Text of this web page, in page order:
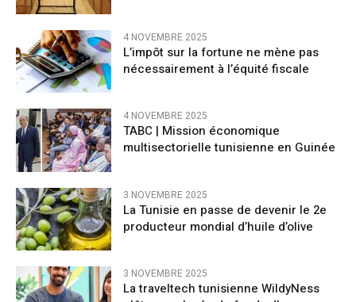
4 NOVEMBRE 2025
L’impôt sur la fortune ne mène pas
nécessairement à l’équité fiscale
4 NOVEMBRE 2025
TABC | Mission économique
multisectorielle tunisienne en Guinée
3 NOVEMBRE 2025
La Tunisie en passe de devenir le 2e
producteur mondial d’huile d’olive
3 NOVEMBRE 2025
La traveltech tunisienne WildyNess